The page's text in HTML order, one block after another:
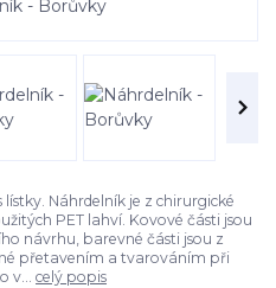
Náhrdelník je z chirurgické
PET lahví. Kovové části jsou
návrhu, barevné části jsou z
přetavením a tvarováním při
v... celý popis